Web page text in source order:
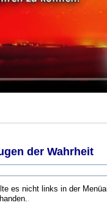
der Wahrheit
es nicht links in der